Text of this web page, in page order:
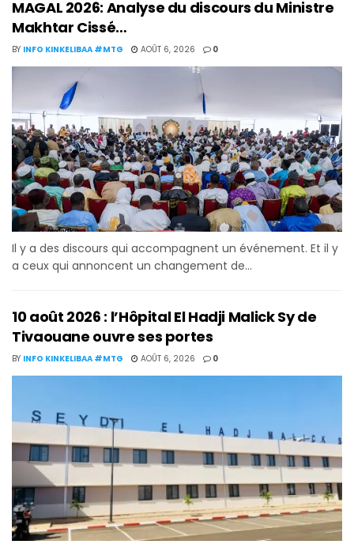
MAGAL 2026: Analyse du discours du Ministre
Makhtar Cissé…
BY INFO KINKELIBAA #MTG AOÛT 6, 2026 0
Il y a des discours qui accompagnent un événement. Et il y
a ceux qui annoncent un changement de...
10 août 2026 : l’Hôpital El Hadji Malick Sy de
Tivaouane ouvre ses portes
BY INFO KINKELIBAA #MTG AOÛT 6, 2026 0